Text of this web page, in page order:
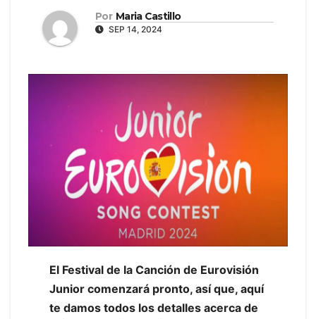
Por Maria Castillo
SEP 14, 2024
El Festival de la Canción de Eurovisión
Junior comenzará pronto, así que, aquí
te damos todos los detalles acerca de